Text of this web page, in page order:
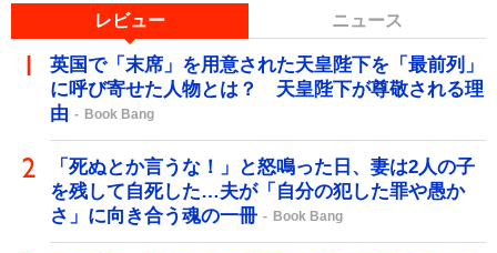
レビュー ニュース
英国で「末席」を用意された天皇陛下を「最前列」
に呼び寄せた人物とは？ 天皇陛下が尊敬される理
由
Book Bang
「死ぬとか言うな！」と怒鳴った日、妻は2人の子
を残して自死した…夫が「自分の犯した罪や愚か
さ」に向き合う魂の一冊
Book Bang